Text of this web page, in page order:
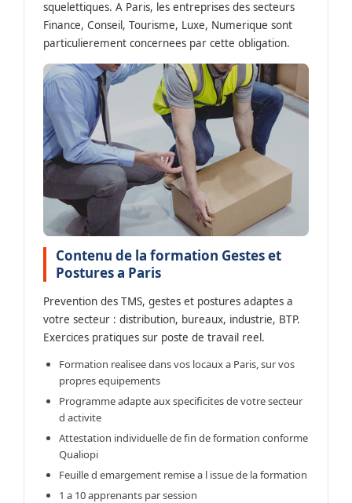
squelettiques. A Paris, les entreprises des secteurs
Finance, Conseil, Tourisme, Luxe, Numerique sont
particulierement concernees par cette obligation.
Contenu de la formation Gestes et
Postures a Paris
Prevention des TMS, gestes et postures adaptes a
votre secteur : distribution, bureaux, industrie, BTP.
Exercices pratiques sur poste de travail reel.
Formation realisee dans vos locaux a Paris, sur vos
propres equipements
Programme adapte aux specificites de votre secteur
d activite
Attestation individuelle de fin de formation conforme
Qualiopi
Feuille d emargement remise a l issue de la formation
1 a 10 apprenants par session